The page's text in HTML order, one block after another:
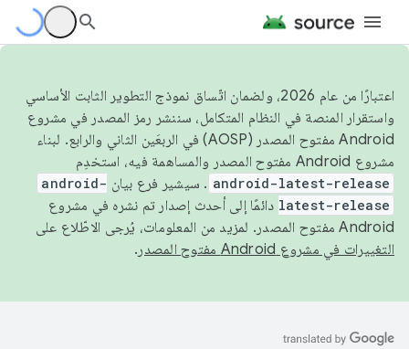
اعتبارًا من عام 2026، ولضمان اتّساق نموذج التطوير الثابت الأساسي
واستقرار المنصة في النظام المتكامل، سننشر رمز المصدر في مشروع
Android مفتوح المصدر (AOSP) في الربعَين الثاني والرابع. لبناء
مشروع Android مفتوح المصدر والمساهمة فيه، استخدِم
android-latest-release . سيشير فرع بيان android-
latest-release دائمًا إلى أحدث إصدار تم نشره في مشروع
Android مفتوح المصدر. لمزيد من المعلومات، يُرجى الاطّلاع على
التغييرات في مشروع Android مفتوح المصدر
.